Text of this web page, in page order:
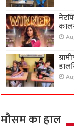
मौसम का हाल